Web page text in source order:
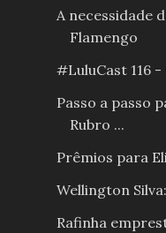
A necessidade
Flamengo
#LuluCast 116 -
Passo a passo
Rubro ...
Prêmios para
Wellington
Rafinha